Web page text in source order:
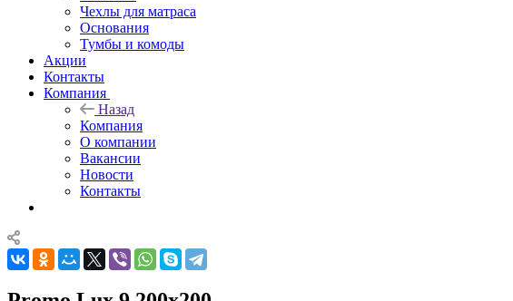
Чехлы для матраса
Основания
Тумбы и комоды
Акции
Контакты
Компания
Назад
Компания
О компании
Вакансии
Новости
Контакты